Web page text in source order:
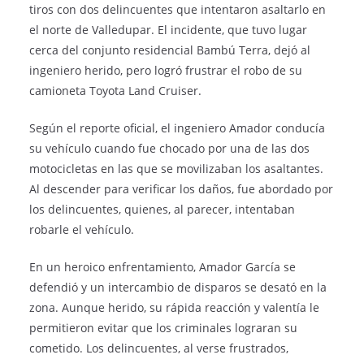
tiros con dos delincuentes que intentaron asaltarlo en
el norte de Valledupar. El incidente, que tuvo lugar
cerca del conjunto residencial Bambú Terra, dejó al
ingeniero herido, pero logró frustrar el robo de su
camioneta Toyota Land Cruiser.
Según el reporte oficial, el ingeniero Amador conducía
su vehículo cuando fue chocado por una de las dos
motocicletas en las que se movilizaban los asaltantes.
Al descender para verificar los daños, fue abordado por
los delincuentes, quienes, al parecer, intentaban
robarle el vehículo.
En un heroico enfrentamiento, Amador García se
defendió y un intercambio de disparos se desató en la
zona. Aunque herido, su rápida reacción y valentía le
permitieron evitar que los criminales lograran su
cometido. Los delincuentes, al verse frustrados,